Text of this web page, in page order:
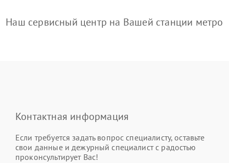
Наш сервисный центр на Вашей станции метро
Контактная информация
Если требуется задать вопрос специалисту, оставьте
свои данные и дежурный специалист с радостью
проконсультирует Вас!